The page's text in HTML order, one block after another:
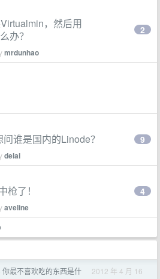
，然后用
办？
mrdunhao
2
谁是国内的Linode？
delai
9
了！
aveline
4
你最不喜欢吃的东西是什
2012 年 4 月 16